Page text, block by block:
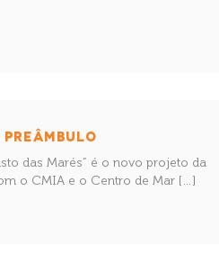
das Marés” é o novo projeto da
o CMIA e o Centro de Mar […]